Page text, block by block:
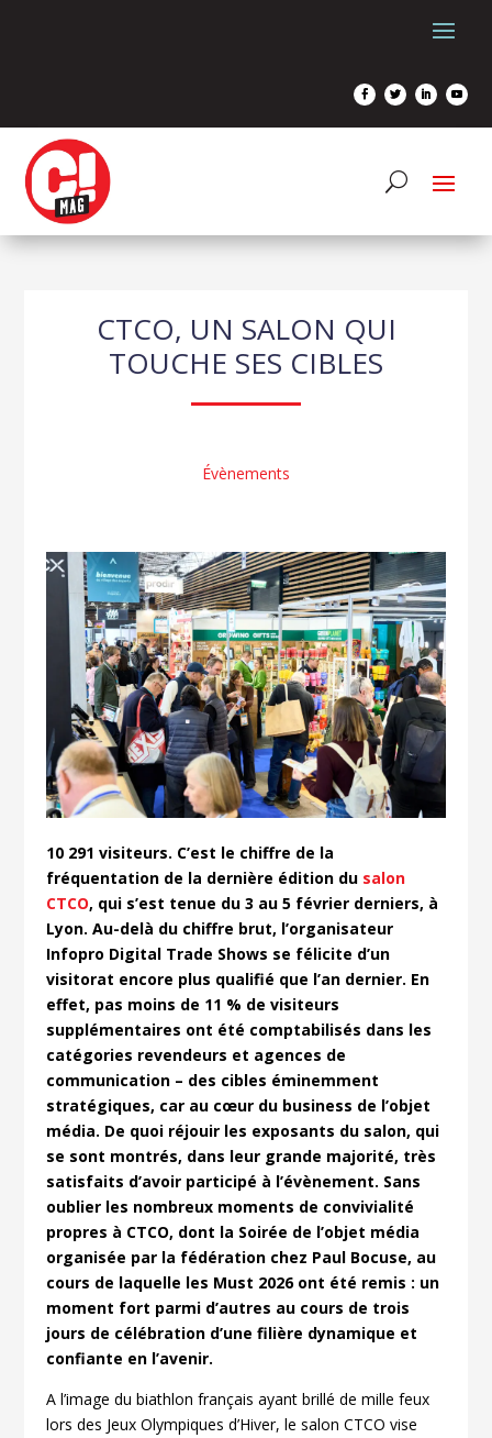
CTCO, UN SALON QUI
TOUCHE SES CIBLES
Évènements
10 291 visiteurs. C’est le chiffre de la
fréquentation de la dernière édition du salon
CTCO, qui s’est tenue du 3 au 5 février derniers, à
Lyon. Au-delà du chiffre brut, l’organisateur
Infopro Digital Trade Shows se félicite d’un
visitorat encore plus qualifié que l’an dernier. En
effet, pas moins de 11 % de visiteurs
supplémentaires ont été comptabilisés dans les
catégories revendeurs et agences de
communication – des cibles éminemment
stratégiques, car au cœur du business de l’objet
média. De quoi réjouir les exposants du salon, qui
se sont montrés, dans leur grande majorité, très
satisfaits d’avoir participé à l’évènement. Sans
oublier les nombreux moments de convivialité
propres à CTCO, dont la Soirée de l’objet média
organisée par la fédération chez Paul Bocuse, au
cours de laquelle les Must 2026 ont été remis : un
moment fort parmi d’autres au cours de trois
jours de célébration d’une filière dynamique et
confiante en l’avenir.
A l’image du biathlon français ayant brillé de mille feux
lors des Jeux Olympiques d’Hiver, le salon CTCO vise